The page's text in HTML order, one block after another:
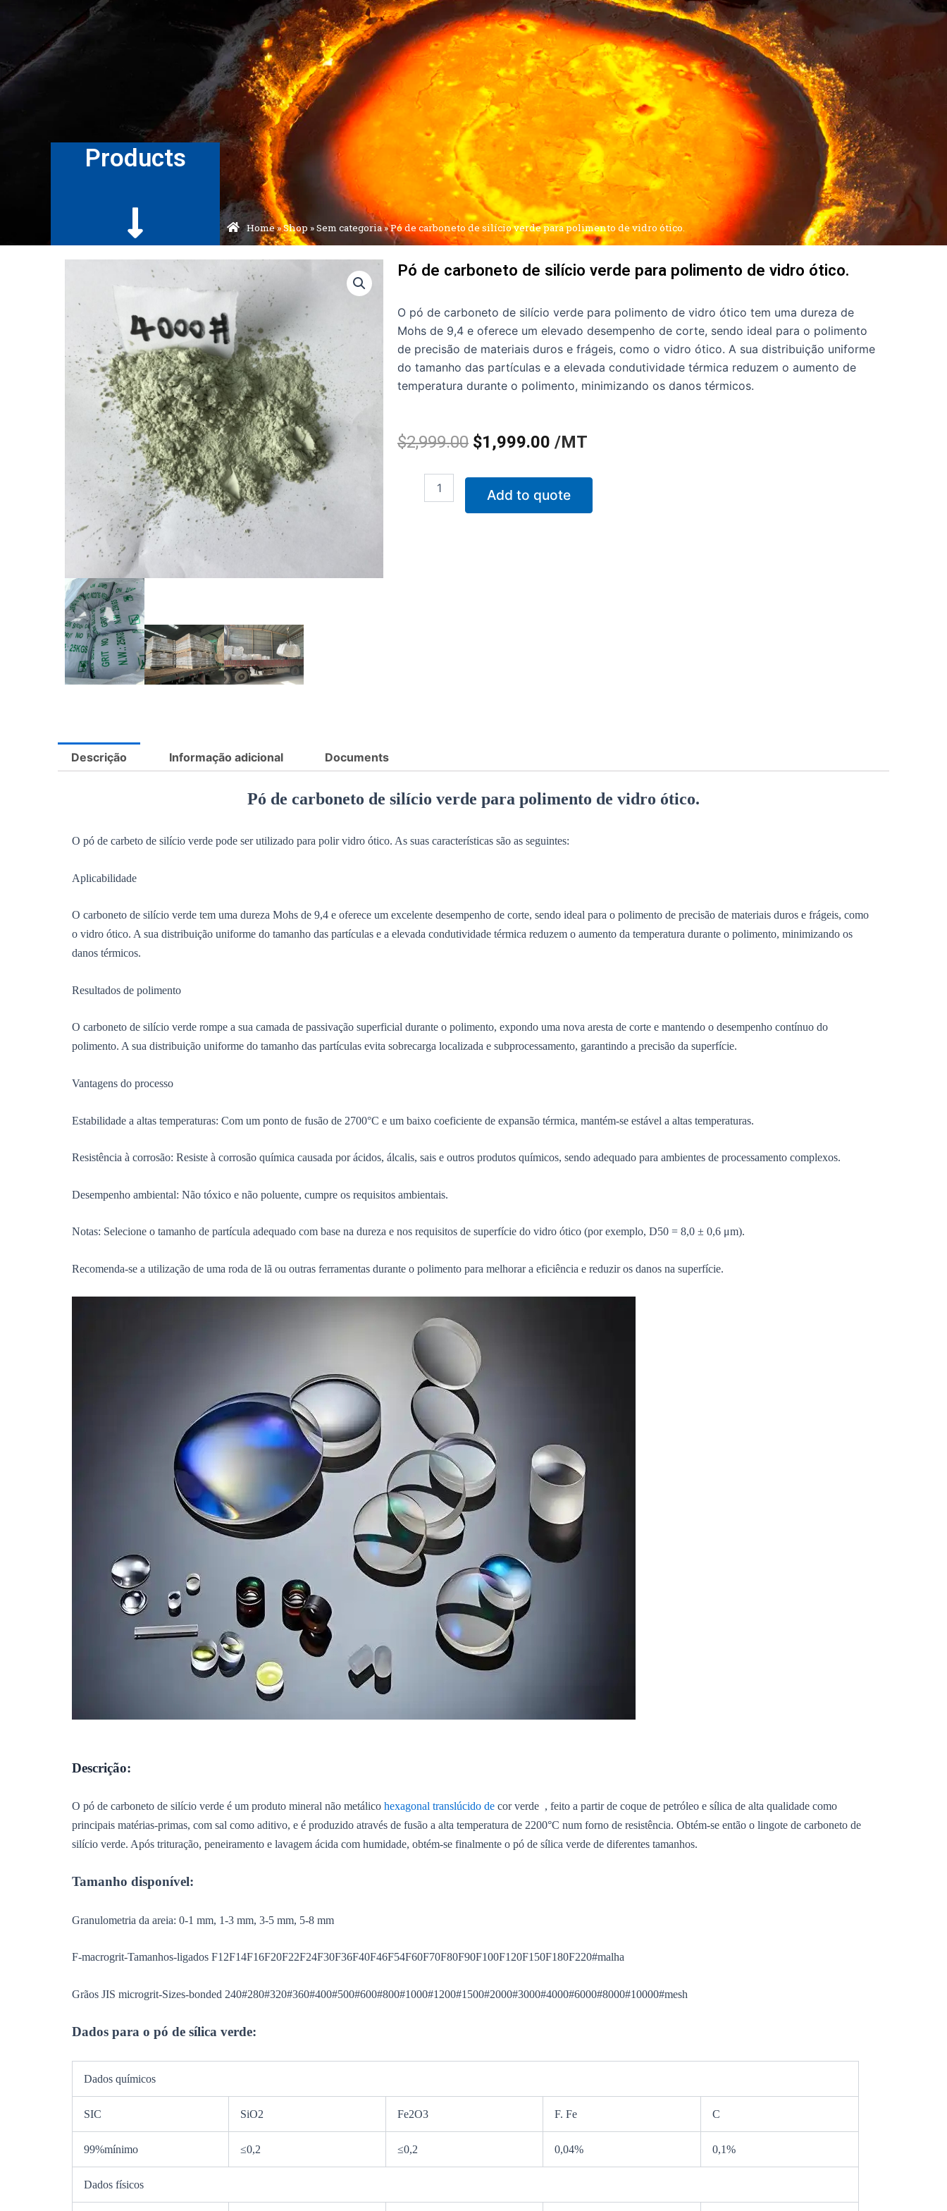
Products
Home»Shop »Sem categoria»Pó de carboneto de silício verde para polimento de vidro ótico.
Pó de carboneto de silício verde para polimento de vidro ótico.
O pó de carboneto de silício verde para polimento de vidro ótico tem uma dureza de
Mohs de 9,4 e oferece um elevado desempenho de corte, sendo ideal para o polimento
de precisão de materiais duros e frágeis, como o vidro ótico. A sua distribuição uniforme
do tamanho das partículas e a elevada condutividade térmica reduzem o aumento de
temperatura durante o polimento, minimizando os danos térmicos.
$2,999.00 O
original
$1,999.00 O
atual
/MT
Add to quote
Descrição Informação adicional Documents
Pó de carboneto de silício verde para polimento de vidro ótico.
O pó de carbeto de silício verde pode ser utilizado para polir vidro ótico. As suas características são as seguintes:
Aplicabilidade
O carboneto de silício verde tem uma dureza Mohs de 9,4 e oferece um excelente desempenho de corte, sendo ideal para o polimento de precisão de materiais duros e frágeis, como
o vidro ótico. A sua distribuição uniforme do tamanho das partículas e a elevada condutividade térmica reduzem o aumento da temperatura durante o polimento, minimizando os
danos térmicos.
Resultados de polimento
O carboneto de silício verde rompe a sua camada de passivação superficial durante o polimento, expondo uma nova aresta de corte e mantendo o desempenho contínuo do
polimento. A sua distribuição uniforme do tamanho das partículas evita sobrecarga localizada e subprocessamento, garantindo a precisão da superfície.
Vantagens do processo
Estabilidade a altas temperaturas: Com um ponto de fusão de 2700°C e um baixo coeficiente de expansão térmica, mantém-se estável a altas temperaturas.
Resistência à corrosão: Resiste à corrosão química causada por ácidos, álcalis, sais e outros produtos químicos, sendo adequado para ambientes de processamento complexos.
Desempenho ambiental: Não tóxico e não poluente, cumpre os requisitos ambientais.
Notas: Selecione o tamanho de partícula adequado com base na dureza e nos requisitos de superfície do vidro ótico (por exemplo, D50 = 8,0 ± 0,6 μm).
Recomenda-se a utilização de uma roda de lã ou outras ferramentas durante o polimento para melhorar a eficiência e reduzir os danos na superfície.
Descrição:
O pó de carboneto de silício verde é um produto mineral não metálico hexagonal translúcido de cor verde , feito a partir de coque de petróleo e sílica de alta qualidade como
principais matérias-primas, com sal como aditivo, e é produzido através de fusão a alta temperatura de 2200°C num forno de resistência. Obtém-se então o lingote de carboneto de
silício verde. Após trituração, peneiramento e lavagem ácida com humidade, obtém-se finalmente o pó de sílica verde de diferentes tamanhos.
Tamanho disponível:
Granulometria da areia: 0-1 mm, 1-3 mm, 3-5 mm, 5-8 mm
F-macrogrit-Tamanhos-ligados F12F14F16F20F22F24F30F36F40F46F54F60F70F80F90F100F120F150F180F220#malha
Grãos JIS microgrit-Sizes-bonded 240#280#320#360#400#500#600#800#1000#1200#1500#2000#3000#4000#6000#8000#10000#mesh
Dados para o pó de sílica verde:
Dados químicos
SIC SiO2 Fe2O3 F. Fe C
99%mínimo ≤0,2 ≤0,2 0,04% 0,1%
Dados físicos